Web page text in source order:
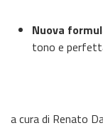
Nuova
tono e
a cura di Renato